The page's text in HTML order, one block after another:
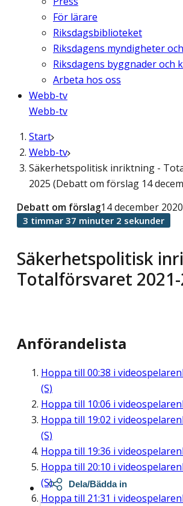
För lärare
Riksdagsbiblioteket
Riksdagens myndigheter
Riksdagens byggnader och
Arbeta hos oss
Webb-tv
Webb-tv
Start
Webb-tv
Säkerhetspolitisk inriktning -
2025 (Debatt om förslag 14
Säkerhetspolitisk
Totalförsvaret
Debatt om förslag14 december 2020
3 timmar 37 minuter 2 sekunder
Anförandelista
Hoppa till 00:38 i videospelaren
(S)
Hoppa till 10:06 i videospelaren
Hoppa till 19:02 i videospelaren
(S)
Hoppa till 19:36 i videospelaren
Hoppa till 20:10 i videospelaren
(S)
Hoppa till 21:31 i videospelaren
Dela/Bädda in